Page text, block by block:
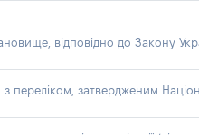
відповідно до Закону
затвердженим